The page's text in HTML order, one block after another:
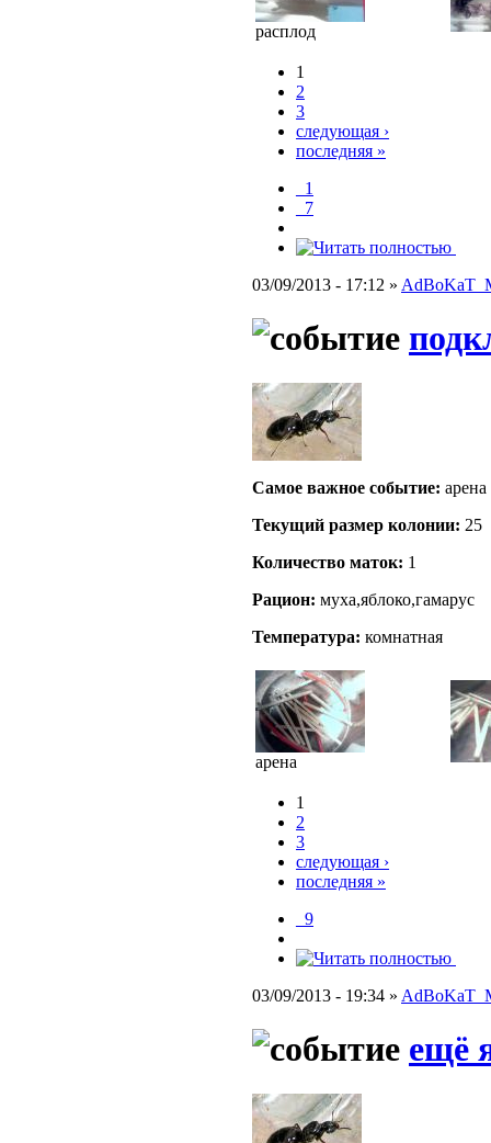
расплод
1
2
3
следующая ›
последняя »
_1
_7
03/09/2013 - 17:12 »
Самое важное событие: арена
Текущий размер кoлонии: 25
Количество маток: 1
Рацион: муха,яблоко,гамарус
Температура: комнатная
арена
1
2
3
следующая ›
последняя »
_9
03/09/2013 - 19:34 »
ещё